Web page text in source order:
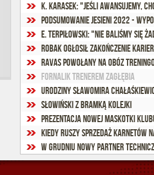
K. Karasek: "Jeśli awansujemy,
Podsumowanie jesieni 2022 -
E. Terpiłowski: "Nie baliśmy się
Robak ogłosił zakończenie
Ravas powołany na obóz
Fornalik trenerem Zagłębia
Urodziny Sławomira
Słowiński z bramką kolejki
Prezentacja nowej maskotki
Kiedy ruszy sprzedaż karnetów
W grudniu nowy partner